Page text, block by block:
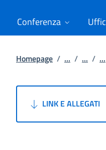
Conferenza
Homepage / ... / ... / ...
LINK E ALLEGATI